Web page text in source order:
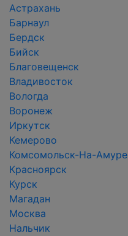
Астрахань
Барнаул
Бердск
Бийск
Благовещенск
Владивосток
Вологда
Воронеж
Иркутск
Кемерово
Комсомольск-На-Амуре
Красноярск
Курск
Магадан
Москва
Нальчик